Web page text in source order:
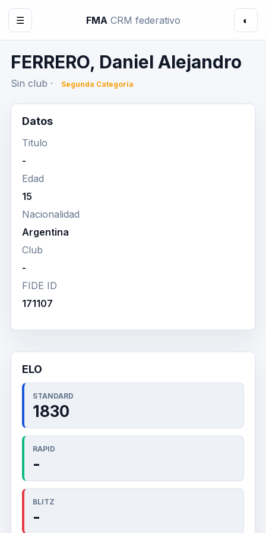
☰ FMA CRM federativo ◐
FERRERO, Daniel Alejandro
Sin club · Segunda Categoría
Datos
Titulo
-
Edad
15
Nacionalidad
Argentina
Club
-
FIDE ID
171107
ELO
STANDARD
1830
RAPID
-
BLITZ
-